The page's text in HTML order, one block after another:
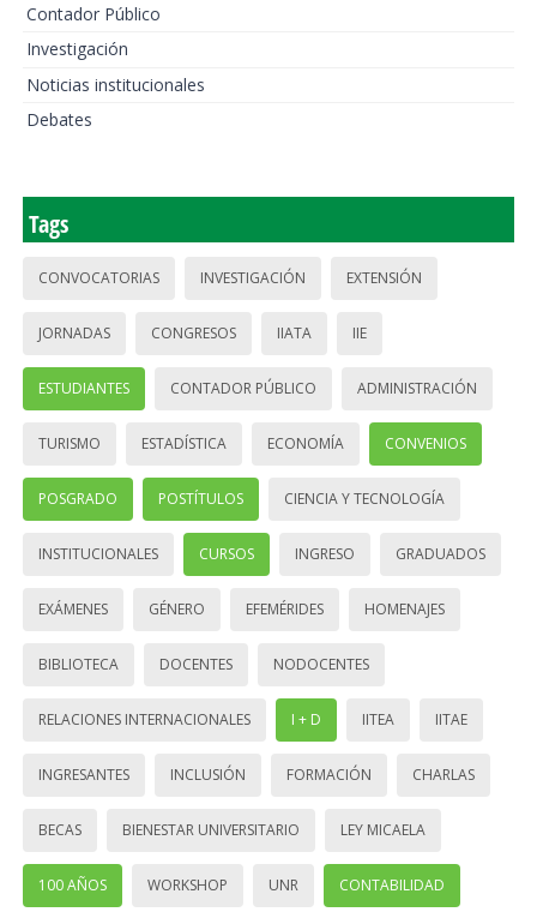
Contador Público
Investigación
Noticias institucionales
Debates
Tags
CONVOCATORIAS INVESTIGACIÓN EXTENSIÓN
JORNADAS CONGRESOS IIATA IIE
ESTUDIANTES CONTADOR PÚBLICO ADMINISTRACIÓN
TURISMO ESTADÍSTICA ECONOMÍA CONVENIOS
POSGRADO POSTÍTULOS CIENCIA Y TECNOLOGÍA
INSTITUCIONALES CURSOS INGRESO GRADUADOS
EXÁMENES GÉNERO EFEMÉRIDES HOMENAJES
BIBLIOTECA DOCENTES NODOCENTES
RELACIONES INTERNACIONALES I + D IITEA IITAE
INGRESANTES INCLUSIÓN FORMACIÓN CHARLAS
BECAS BIENESTAR UNIVERSITARIO LEY MICAELA
100 AÑOS WORKSHOP UNR CONTABILIDAD